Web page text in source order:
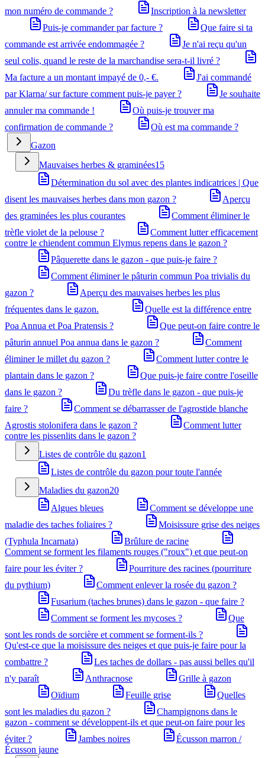
mon numéro de commande ?
Inscription à la newsletter
Puis-je commander par facture ?
Que faire si ta
commande est arrivée endommagée ?
Je n'ai reçu qu'un
seul colis, quand le reste de la marchandise sera-t-il livré ?
Ma facture a un montant impayé de 0,- €.
J'ai commandé
par Klarna/ sur facture comment puis-je payer ?
Je souhaite
annuler ma commande !
Où puis-je trouver ma
confirmation de commande ?
Où est ma commande ?
Gazon
Mauvaises herbes & graminées15
Détermination du sol avec des plantes indicatrices | Que
disent les mauvaises herbes dans mon gazon ?
Aperçu
des graminées les plus courantes
Comment éliminer le
trèfle violet de la pelouse ?
Comment lutter efficacement
contre le chiendent commun Elymus repens dans le gazon ?
Pâquerette dans le gazon - que puis-je faire ?
Comment éliminer le pâturin commun Poa trivialis du
gazon ?
Aperçu des mauvaises herbes les plus
fréquentes dans le gazon.
Quelle est la différence entre
Poa Annua et Poa Pratensis ?
Que peut-on faire contre le
pâturin annuel Poa annua dans le gazon ?
Comment
éliminer le millet du gazon ?
Comment lutter contre le
plantain dans le gazon ?
Que puis-je faire contre l'oseille
dans le gazon ?
Du trèfle dans le gazon - que puis-je
faire ?
Comment se débarrasser de l'agrostide blanche
Agrostis stolonifera dans le gazon ?
Comment lutter
contre les pissenlits dans le gazon ?
Listes de contrôle du gazon1
Listes de contrôle du gazon pour toute l'année
Maladies du gazon20
Algues bleues
Comment se développe une
maladie des taches foliaires ?
Moisissure grise des neiges
(Typhula Incarnata)
Brûlure de racine
Comment se forment les filaments rouges ("roux") et que peut-on
faire pour les éviter ?
Pourriture des racines (pourriture
du pythium)
Comment enlever la rosée du gazon ?
Fusarium (taches brunes) dans le gazon - que faire ?
Comment se forment les mycoses ?
Que
sont les ronds de sorcière et comment se forment-ils ?
Qu'est-ce que la moisissure des neiges et que puis-je faire pour la
combattre ?
Les taches de dollars - pas aussi belles qu'il
n'y paraît
Anthracnose
Grille à gazon
Oïdium
Feuille grise
Quelles
sont les maladies du gazon ?
Champignons dans le
gazon - comment se développent-ils et que peut-on faire pour les
éviter ?
Jambes noires
Écusson marron /
Écusson jaune